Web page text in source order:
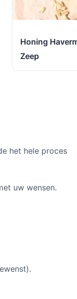
Honing
Zeep
het hele proces
uw wensen.